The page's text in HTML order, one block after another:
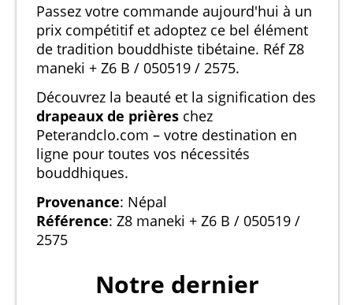
Passez votre commande aujourd'hui à un
prix compétitif et adoptez ce bel élément
de tradition bouddhiste tibétaine. Réf Z8
maneki + Z6 B / 050519 / 2575.
Découvrez la beauté et la signification des
drapeaux de prières chez
Peterandclo.com – votre destination en
ligne pour toutes vos nécessités
bouddhiques.
Provenance: Népal
Référence: Z8 maneki + Z6 B / 050519 /
2575
Notre dernier